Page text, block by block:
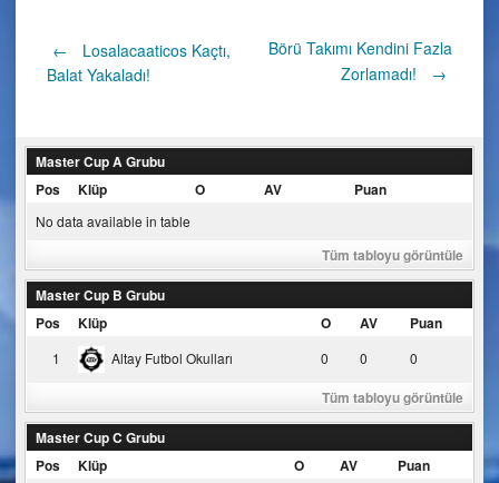
Post
←
Losalacaaticos Kaçtı,
Balat Yakaladı!
Börü Takımı Kendini Fazla
Zorlamadı!
→
Master Cup A Grubu
Pos
Klüp O AV Puan
No data available in table
Tüm tabloyu görüntüle
Master Cup B Grubu
Pos
Klüp O AV Puan
1 Altay Futbol Okulları 0 0 0
Tüm tabloyu görüntüle
Master Cup C Grubu
Pos
Klüp O AV Puan